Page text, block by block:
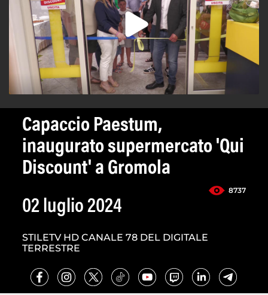
Capaccio Paestum,
inaugurato supermercato 'Qui
Discount' a Gromola
8737
02 luglio 2024
STILETV HD CANALE 78 DEL DIGITALE
TERRESTRE